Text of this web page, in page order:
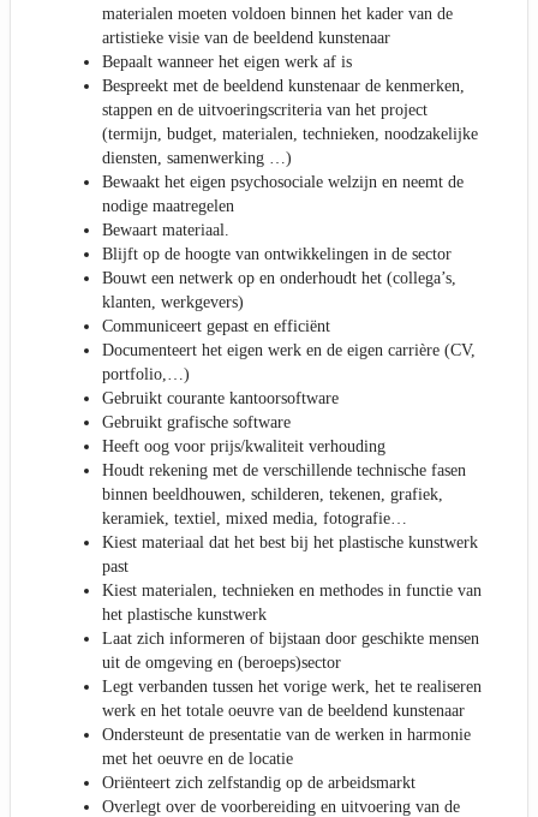
materialen moeten voldoen binnen het kader van de
artistieke visie van de beeldend kunstenaar
Bepaalt wanneer het eigen werk af is
Bespreekt met de beeldend kunstenaar de kenmerken,
stappen en de uitvoeringscriteria van het project
(termijn, budget, materialen, technieken, noodzakelijke
diensten, samenwerking …)
Bewaakt het eigen psychosociale welzijn en neemt de
nodige maatregelen
Bewaart materiaal.
Blijft op de hoogte van ontwikkelingen in de sector
Bouwt een netwerk op en onderhoudt het (collega’s,
klanten, werkgevers)
Communiceert gepast en efficiënt
Documenteert het eigen werk en de eigen carrière (CV,
portfolio,…)
Gebruikt courante kantoorsoftware
Gebruikt grafische software
Heeft oog voor prijs/kwaliteit verhouding
Houdt rekening met de verschillende technische fasen
binnen beeldhouwen, schilderen, tekenen, grafiek,
keramiek, textiel, mixed media, fotografie…
Kiest materiaal dat het best bij het plastische kunstwerk
past
Kiest materialen, technieken en methodes in functie van
het plastische kunstwerk
Laat zich informeren of bijstaan door geschikte mensen
uit de omgeving en (beroeps)sector
Legt verbanden tussen het vorige werk, het te realiseren
werk en het totale oeuvre van de beeldend kunstenaar
Ondersteunt de presentatie van de werken in harmonie
met het oeuvre en de locatie
Oriënteert zich zelfstandig op de arbeidsmarkt
Overlegt over de voorbereiding en uitvoering van de